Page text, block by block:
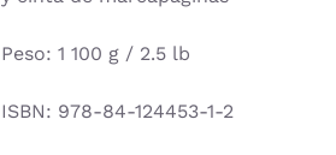
Peso: 1 100 g / 2.5 lb
ISBN: 978-84-124453-1-2